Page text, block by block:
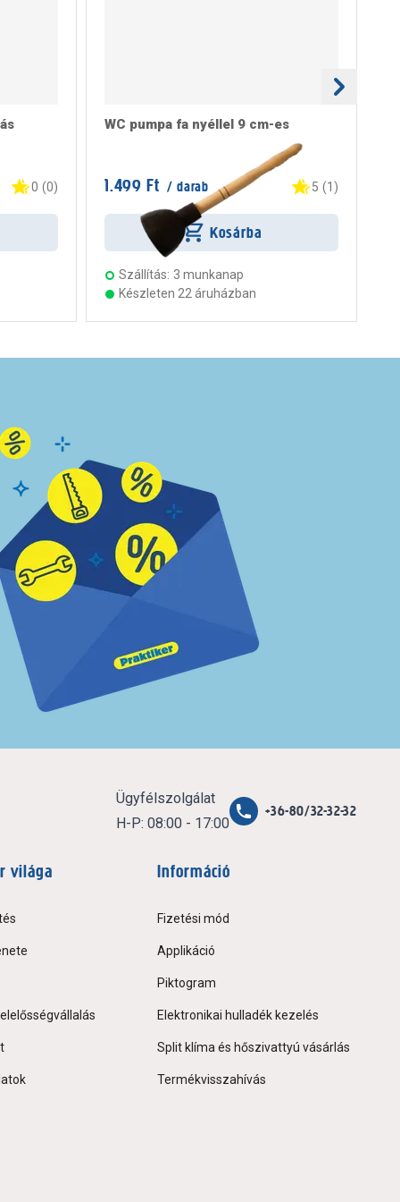
0 (0)
WC pumpa fa nyéllel 9 cm-es
1.499 Ft / darab 5 (1 )
Kosárba
Szállítás: 3 munkanap
Készleten 22 áruházban
Ügyfélszolgálat
H-P: 08:00 - 17:00
+36-80/32-32-32
világa Információ
Fizetési mód
Applikáció
Piktogram
Elektronikai hulladék kezelés
Split klíma és hőszivattyú vásárlás
Termékvisszahívás